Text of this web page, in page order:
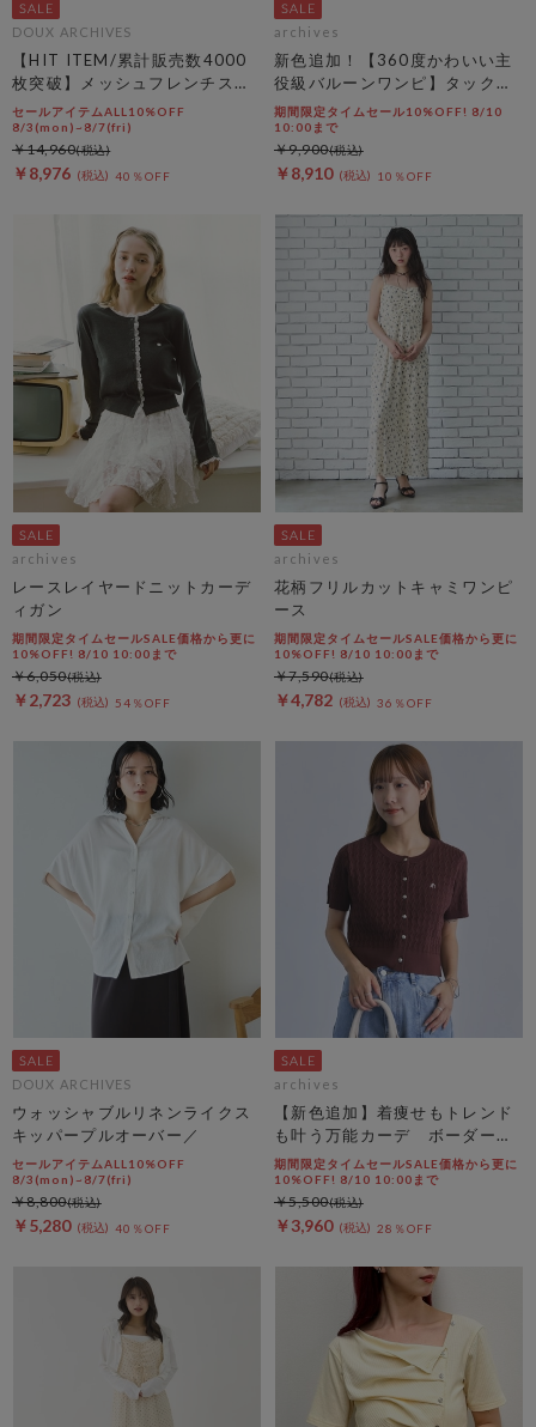
DOUX ARCHIVES
【HIT ITEM/累計販売数4000
枚突破】メッシュフレンチスリ
ーブジャケット／
セールアイテムALL10%OFF
8/3(mon)~8/7(fri)
￥8,976 40％OFF
￥14,960
archives
新色追加！【360度かわいい主
役級バルーンワンピ】タックバ
ルーンノースリギャザーワンピ
ース
期間限定タイムセール10%OFF! 8/10
10:00まで
￥8,910 10％OFF
￥9,900
archives
レースレイヤードニットカーデ
ィガン
期間限定タイムセールSALE価格から更に
10%OFF! 8/10 10:00まで
￥2,723 54％OFF
￥6,050
archives
花柄フリルカットキャミワンピ
ース
期間限定タイムセールSALE価格から更に
10%OFF! 8/10 10:00まで
￥4,782 36％OFF
￥7,590
DOUX ARCHIVES
ウォッシャブルリネンライクス
キッパープルオーバー／
セールアイテムALL10%OFF
8/3(mon)~8/7(fri)
￥5,280 40％OFF
￥8,800
archives
【新色追加】着痩せもトレンド
も叶う万能カーデ ボーダーア
ソートハーフスリーブケーブル
ニットカーディガン
期間限定タイムセールSALE価格から更に
10%OFF! 8/10 10:00まで
￥3,960 28％OFF
￥5,500